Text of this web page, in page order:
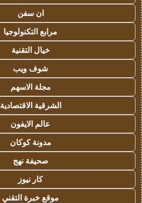
ان سفن
مرابع التكنولوجيا
خيال التقنية
شوف ويب
مجلة الاسهم
الشرقية الاقتصادية
عالم الايفون
مدونة كوكان
صحيفة نهج
كار نيوز
موقع خبرة التقني